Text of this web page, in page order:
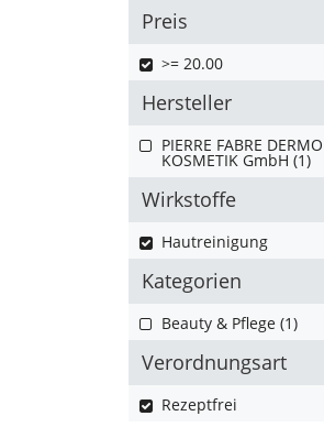
Preis
>= 20.00
Hersteller
PIERRE FABRE DERMO
KOSMETIK GmbH (1)
Wirkstoffe
Hautreinigung
Kategorien
Beauty & Pflege (1)
Verordnungsart
Rezeptfrei